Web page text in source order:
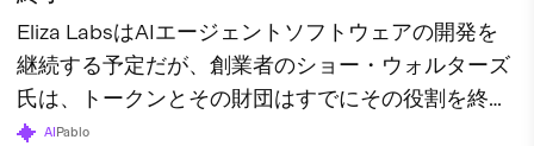
Eliza LabsはAIエージェントソフトウェアの開発を
継続する予定だが、創業者のショー・ウォルターズ
氏は、トークンとその財団はすでにその役割を終え
たと述べている。
AI Pablo